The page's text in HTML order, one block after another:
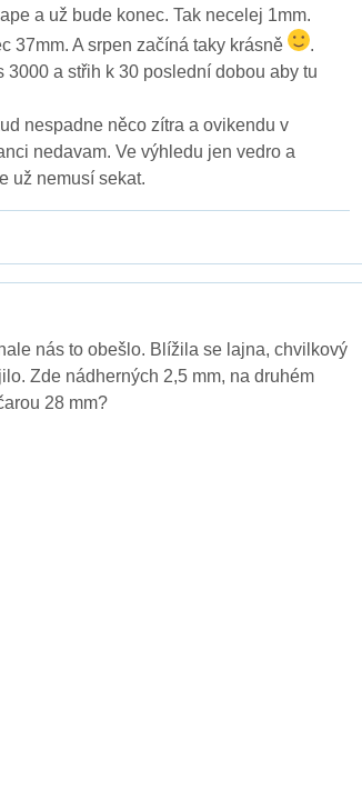
a už bude konec. Tak necelej 1mm.
37mm. A srpen začíná taky krásně
.
3000 a střih k 30 poslední dobou aby tu
nespadne něco zítra a ovikendu v
nedavam. Ve výhledu jen vedro a
už nemusí sekat.
nás to obešlo. Blížila se lajna, chvilkový
Zde nádherných 2,5 mm, na druhém
28 mm?